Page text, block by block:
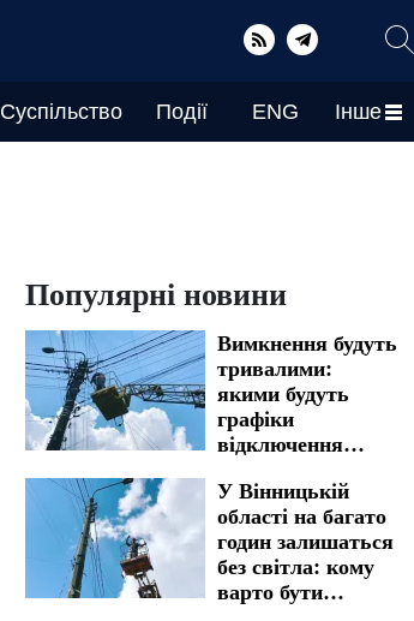
Суспільство Події ENG Інше
Популярні новини
Вимкнення будуть
тривалими:
якими будуть
графіки
відключення
Запоріжжі на 7
серпня
У Вінницькій
області на багато
годин залишаться
без світла: кому
варто бути